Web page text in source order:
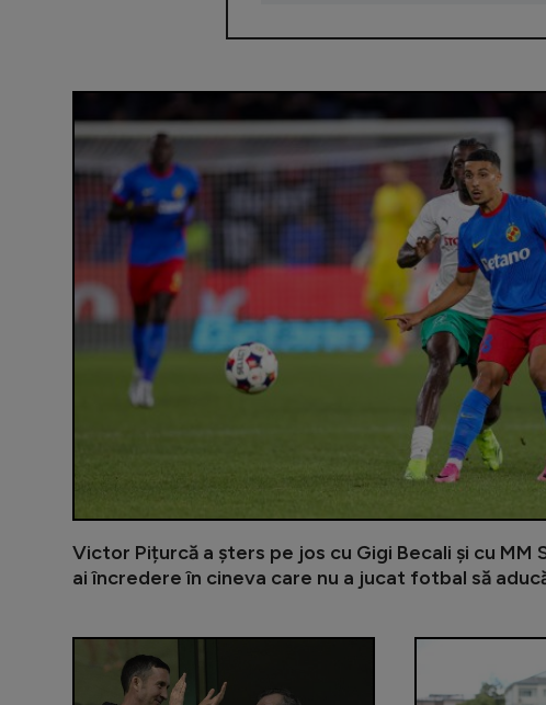
Victor Pițurcă a șters pe jos cu Gigi Becali și cu MM
ai încredere în cineva care nu a jucat fotbal să